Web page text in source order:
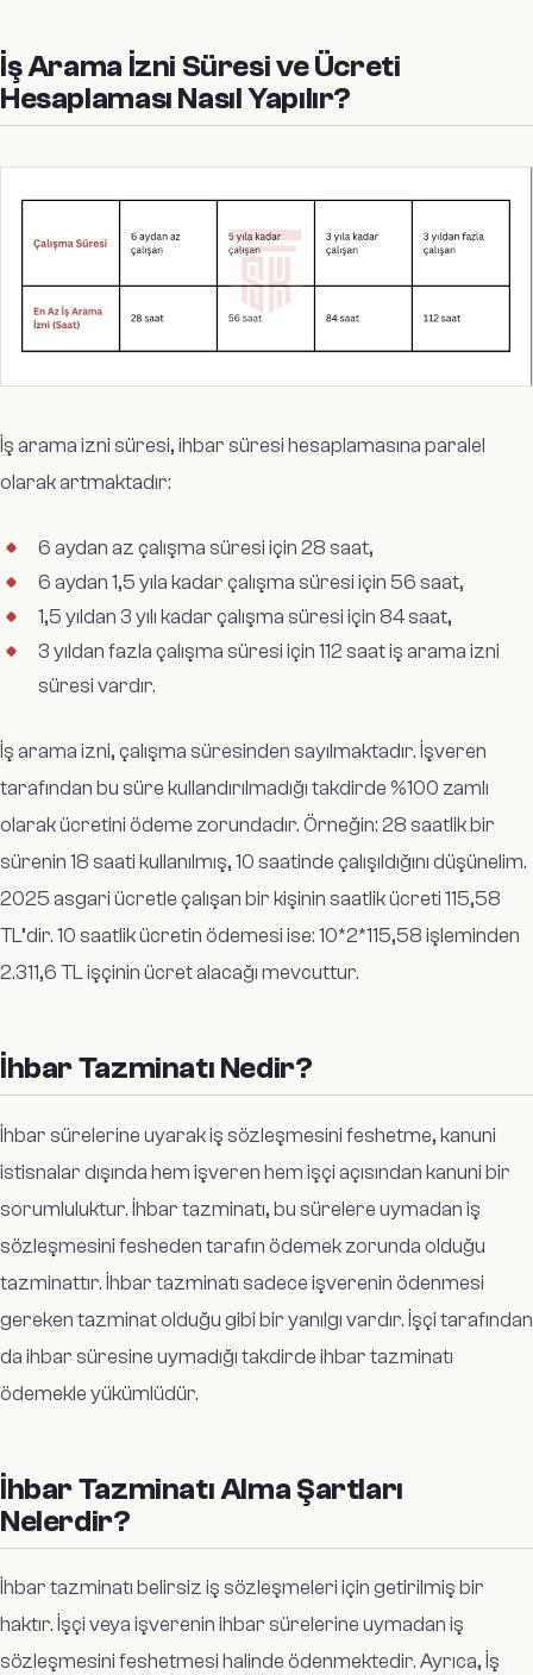
İş Arama İzni Süresi ve Ücreti
Hesaplaması Nasıl Yapılır?
İş arama izni süresi, ihbar süresi hesaplamasına paralel
olarak artmaktadır:
6 aydan az çalışma süresi için 28 saat,
6 aydan 1,5 yıla kadar çalışma süresi için 56 saat,
1,5 yıldan 3 yılı kadar çalışma süresi için 84 saat,
3 yıldan fazla çalışma süresi için 112 saat iş arama izni
süresi vardır.
İş arama izni, çalışma süresinden sayılmaktadır. İşveren
tarafından bu süre kullandırılmadığı takdirde %100 zamlı
olarak ücretini ödeme zorundadır. Örneğin: 28 saatlik bir
sürenin 18 saati kullanılmış, 10 saatinde çalışıldığını düşünelim.
2025 asgari ücretle çalışan bir kişinin saatlik ücreti 115,58
TL’dir. 10 saatlik ücretin ödemesi ise: 10*2*115,58 işleminden
2.311,6 TL işçinin ücret alacağı mevcuttur.
İhbar Tazminatı Nedir?
İhbar sürelerine uyarak iş sözleşmesini feshetme, kanuni
istisnalar dışında hem işveren hem işçi açısından kanuni bir
sorumluluktur. İhbar tazminatı, bu sürelere uymadan iş
sözleşmesini fesheden tarafın ödemek zorunda olduğu
tazminattır. İhbar tazminatı sadece işverenin ödenmesi
gereken tazminat olduğu gibi bir yanılgı vardır. İşçi tarafından
da ihbar süresine uymadığı takdirde ihbar tazminatı
ödemekle yükümlüdür.
İhbar Tazminatı Alma Şartları
Nelerdir?
İhbar tazminatı belirsiz iş sözleşmeleri için getirilmiş bir
haktır. İşçi veya işverenin ihbar sürelerine uymadan iş
sözleşmesini feshetmesi halinde ödenmektedir. Ayrıca, İş